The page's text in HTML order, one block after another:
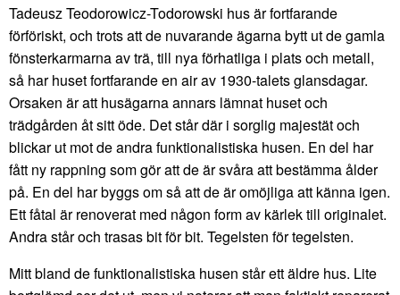
Tadeusz Teodorowicz-Todorowski hus är fortfarande
förföriskt, och trots att de nuvarande ägarna bytt ut de gamla
fönsterkarmarna av trä, till nya förhatliga i plats och metall,
så har huset fortfarande en air av 1930-talets glansdagar.
Orsaken är att husägarna annars lämnat huset och
trädgården åt sitt öde. Det står där i sorglig majestät och
blickar ut mot de andra funktionalistiska husen. En del har
fått ny rappning som gör att de är svåra att bestämma ålder
på. En del har byggs om så att de är omöjliga att känna igen.
Ett fåtal är renoverat med någon form av kärlek till originalet.
Andra står och trasas bit för bit. Tegelsten för tegelsten.
Mitt bland de funktionalistiska husen står ett äldre hus. Lite